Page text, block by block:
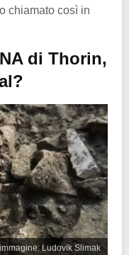
chiamato così in
di Thorin,
Ludovik Slimak